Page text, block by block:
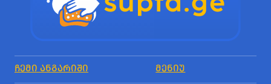
ᲩᲔᲛᲘ ᲐᲜᲒᲐᲠᲘᲨᲘ ᲛᲔᲜᲘᲣ